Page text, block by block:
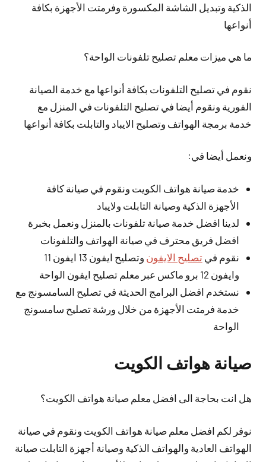
الذكية وتبديل الشاشة المكسورة وفرمتت الأجهزة بكافة
أنواعها
ما هي ميزات معلم تصليح تلفونات الواحة؟
نقوم في تصليح التلفونات بكافة أنواعها مع خدمة الصيانة
الفورية ونقوم أيضا في تصليح التلفونات في المنزل مع
خدمة برمجة الهواتف وتصليح الايباد والتابلت بكافة أنواعها
ونعمل أيضا في:
خدمة صيانة هواتف الكويت ونقوم في صيانة كافة
الأجهزة الذكية وصيانة التابلت ولايباد
لدينا افضل خدمة صيانة تلفونات بالمنزل ونعمل بخبرة
افضل فريق محترف في صيانة الهواتف والتلفونات
نقوم فيتصليح الايفون
وتصليح ايفون 13 ايفون 11
وايفون 12 برو ماكس عبر معلم تصليح ايفون الواحة
نستخدم افضل البرامج الحديثة في تصليح السامسونج مع
خدمة فرمتت الأجهزة من خلال ورشة تصليح سامسونج
الواحة
صيانة هواتف الكويت
هل انت بحاجة الى افضل معلم صيانة هواتف الكويت؟
نوفر لكم افضل معلم صيانة هواتف الكويت ونقوم في صيانة
الهواتف العادية والهواتف الذكية وصيانة أجهزة التابلت صيانة